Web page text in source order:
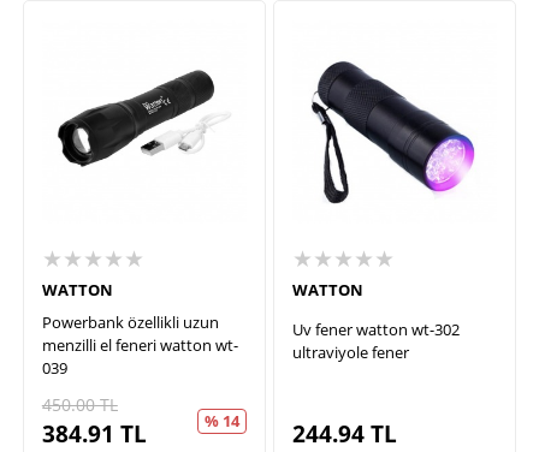
★★★★★
WATTON
Powerbank özellikli uzun
menzilli el feneri watton wt-
039
450.00TL
384.91 TL % 14
★★★★★
WATTON
Uv fener watton wt-302
ultraviyole fener
244.94TL